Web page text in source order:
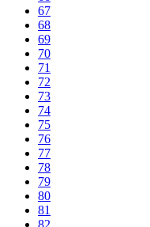
67
68
69
70
71
72
73
74
75
76
77
78
79
80
81
82